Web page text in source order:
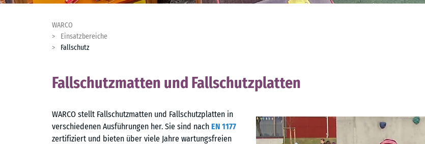
WARCO
Einsatzbereiche
Fallschutz
Fallschutzmatten und Fallschutzplatten
WARCO stellt Fallschutzmatten und Fallschutzplatten in
verschiedenen Ausführungen her. Sie sind nach EN 1177
zertifiziert und bieten über viele Jahre wartungsfreien